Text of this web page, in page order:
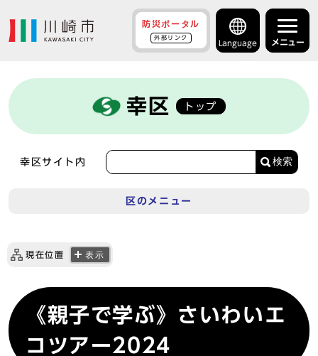
防災ポータル
外部リンク
Language メニュー
幸区 トップ
幸区サイト内 検索
区のメニュー
現在位置 表示
《親子で学ぶ》さいわいエ
コツアー2024